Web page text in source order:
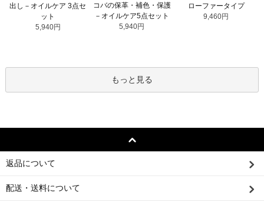
出し－オイルケア 3点セ
ット
5,940円
コバの保革・補色・保護
－オイルケア5点セット
5,940円
ローファータイプ
9,460円
もっと見る
返品について
配送・送料について